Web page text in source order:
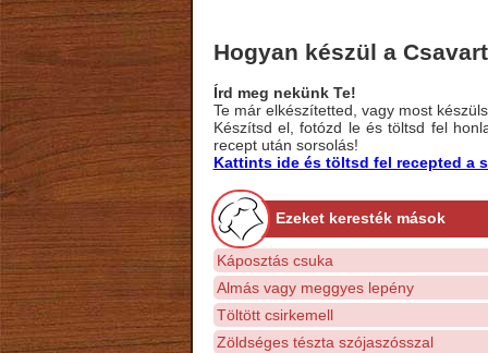
Hogyan készül a
Írd meg nekünk Te!
Te már elkészítetted, vagy most
Készítsd el, fotózd le és töltsd fel
recept után sorsolás!
Kattints ide és töltsd fel recepted a
Ezeket keresték mások
Káposztás csuka
Almás vagy meggyes lepény
Töltött csirkemell
Zöldséges tészta szójaszósszal